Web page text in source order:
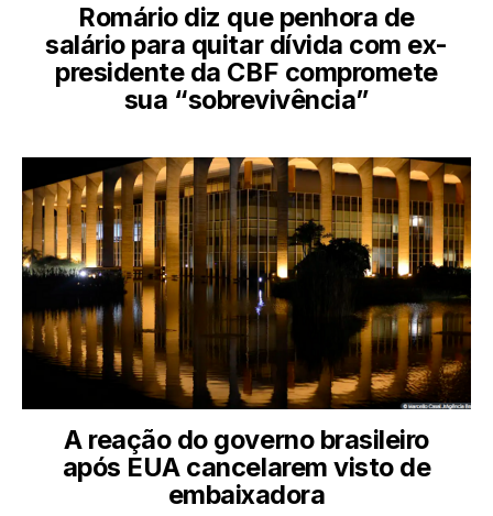
Romário diz que penhora de
salário para quitar dívida com ex-
presidente da CBF compromete
sua “sobrevivência”
A reação do governo brasileiro
após EUA cancelarem visto de
embaixadora